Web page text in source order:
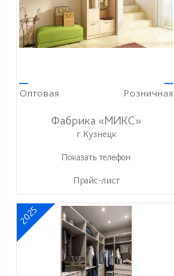
—
Оптовая
—
Розничная
Фабрика «МИКС»
г.Кузнецк
+7 (937) 423-36-37
Показать телефон
Прайс-лист
2025